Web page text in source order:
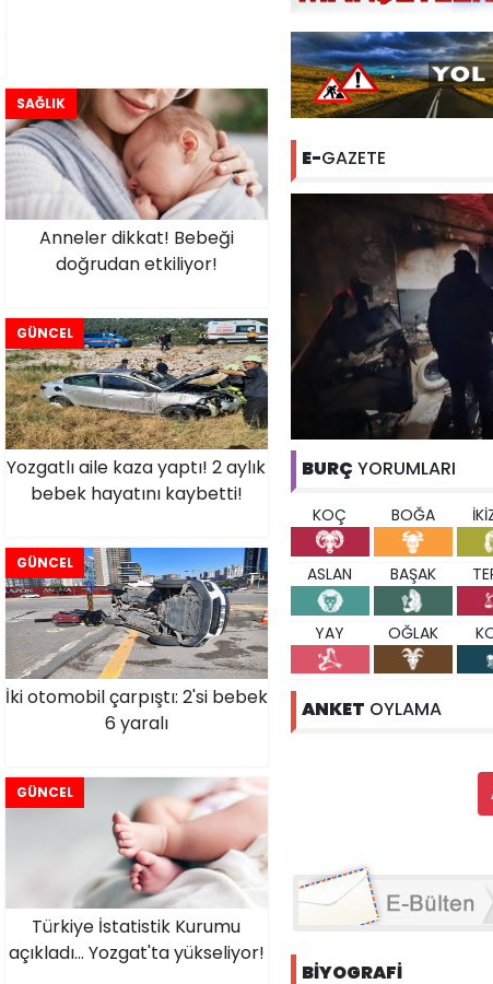
SAĞLIK
Anneler dikkat! Bebeği
doğrudan etkiliyor!
GÜNCEL
Yozgatlı aile kaza yaptı! 2 aylık
bebek hayatını kaybetti!
GÜNCEL
İki otomobil çarpıştı: 2'si bebek
6 yaralı
GÜNCEL
Türkiye İstatistik Kurumu
açıkladı... Yozgat'ta yükseliyor!
E-GAZETE
BURÇ YORUMLARI
KOÇ BOĞA
ASLAN BAŞAK
YAY OĞLAK
ANKET OYLAMA
BİYOGRAFİ